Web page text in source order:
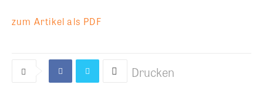
zum Artikel als PDF
Drucken